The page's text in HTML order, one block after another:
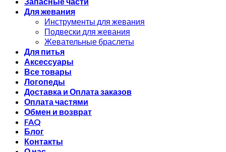
Для жевания
Инструменты для жевания
Подвески для жевания
Жевательные браслеты
Для питья
Аксессуары
Все товары
Логопеды
Доставка и Оплата заказов
Оплата частями
Обмен и возврат
FAQ
Блог
Контакты